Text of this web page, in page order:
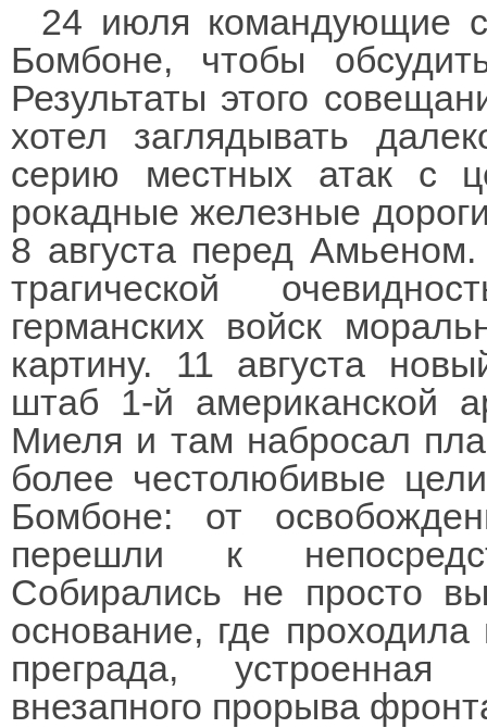
24 июля командующие
Бомбоне, чтобы
Результаты этого
хотел заглядывать
серию местных атак с
рокадные железные
8 августа перед
трагической
германских войск
картину. 11 августа
штаб 1-й американской
Миеля и там набросал
более честолюбивые
Бомбоне: от
перешли к
Собирались не просто
основание, где
преграда, устроенная
внезапного прорыва